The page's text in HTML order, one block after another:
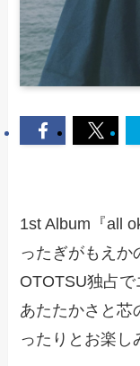
1st Album『all
ったぎがもえか
OTOTSU独占
あたたかさと芯
ったりとお楽し